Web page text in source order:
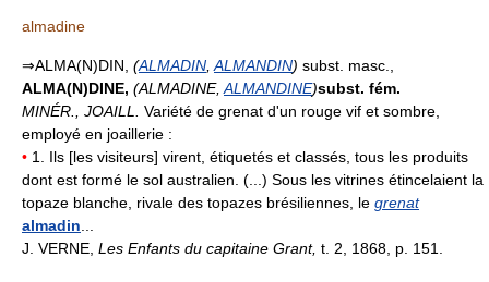
almadine
⇒ALMA(N)DIN, (ALMADIN ALMANDIN) subst. masc.,
ALMA(N)DINE, (ALMADINE, ALMANDINE)subst. fém.
MINÉR., JOAILL. Variété de grenat d'un rouge vif et sombre,
employé en joaillerie :
• 1. Ils [les visiteurs] virent, étiquetés et classés, tous les produits
dont est formé le sol australien. (...) Sous les vitrines étincelaient la
topaze blanche, rivale des topazes brésiliennes, le grenat
almadin
J. VERNE, Les Enfants du capitaine Grant, t. 2, 1868, p. 151.